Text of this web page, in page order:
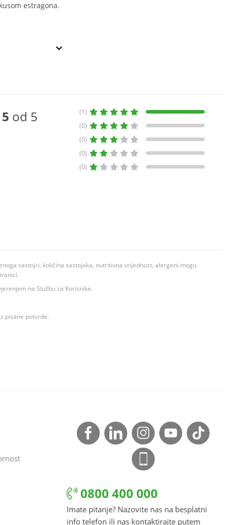
estragona.
5 od 5
(1)
(0)
(0)
(0)
(0)
sastojci, količina sastojaka, nutritivna vrijednost, alergeni mogu
na Službu za Korisnike.
pisane potvrde.
0800 400 000
Imate pitanje? Nazovite nas na besplatni
info telefon ili nas kontaktirajte putem